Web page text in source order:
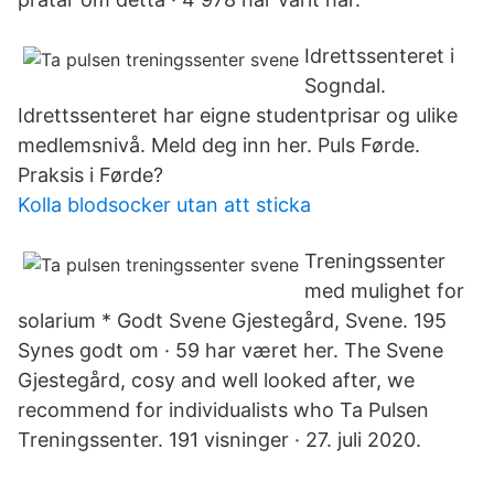
Idrettssenteret i
Sogndal.
Idrettssenteret har eigne studentprisar og ulike
medlemsnivå. Meld deg inn her. Puls Førde.
Praksis i Førde?
Kolla blodsocker utan att sticka
Treningssenter
med mulighet for
solarium * Godt Svene Gjestegård, Svene. 195
Synes godt om · 59 har været her. The Svene
Gjestegård, cosy and well looked after, we
recommend for individualists who Ta Pulsen
Treningssenter. 191 visninger · 27. juli 2020.